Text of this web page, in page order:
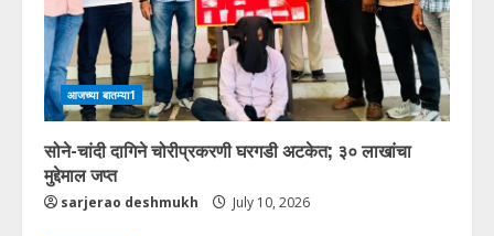
आजच्या बातम्या1
सोने-चांदी दागिने चोरीप्रकरणी घरगडी अटकेत; ३० लाखांचा
मुद्देमाल जप्त
sarjerao deshmukh July 10, 2026